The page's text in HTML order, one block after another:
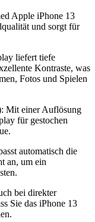
Apple iPhone 13
und sorgt für
liefert tiefe
Kontraste, was
Fotos und Spielen
Mit einer Auflösung
für gestochen
automatisch die
an, um ein
bei direkter
Sie das iPhone 13